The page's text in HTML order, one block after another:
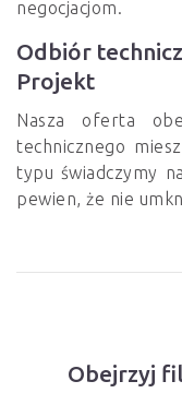
negocjacjom.
Odbiór
Projekt
Nasza oferta
technicznego
typu świadczymy
pewien, że nie
Obejrzyj